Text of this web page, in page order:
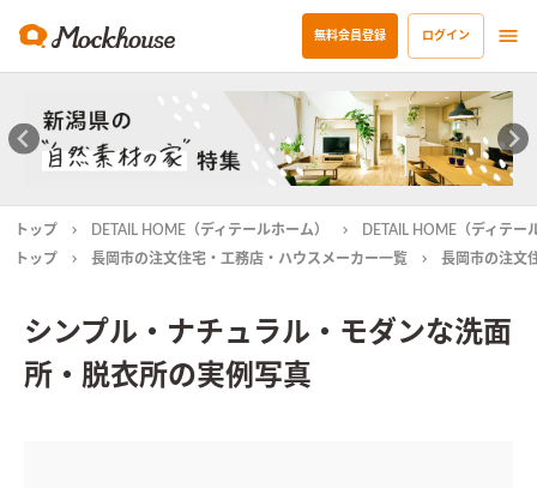
無料会員登録 ログイン
トップ DETAIL HOME（ディテールホーム）
DETAIL HOME（ディテ
トップ
長岡市の注文住宅・工務店・ハウスメーカー一覧 長岡市の注文
シンプル・ナチュラル・モダンな洗面
所・脱衣所の実例写真